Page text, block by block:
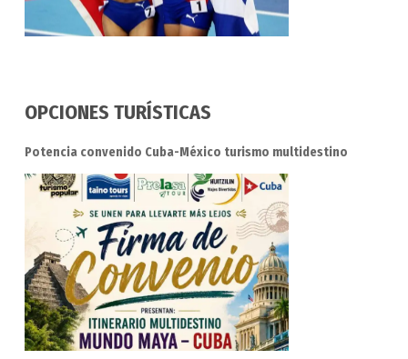
OPCIONES TURÍSTICAS
Potencia convenido Cuba-México turismo multidestino